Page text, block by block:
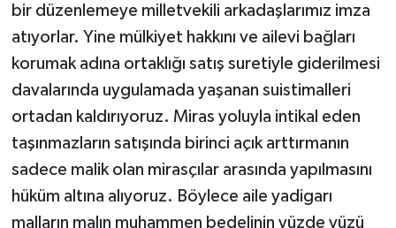
bir düzenlemeye milletvekili arkadaşlarımız imza
atıyorlar. Yine mülkiyet hakkını ve ailevi bağları
korumak adına ortaklığı satış suretiyle giderilmesi
davalarında uygulamada yaşanan suistimalleri
ortadan kaldırıyoruz. Miras yoluyla intikal eden
taşınmazların satışında birinci açık arttırmanın
sadece malik olan mirasçılar arasında yapılmasını
hüküm altına alıyoruz. Böylece aile yadigarı
malların malın muhammen bedelinin yüzde yüzü